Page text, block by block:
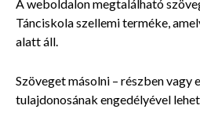
A weboldalon megtalálható
Tánciskola szellemi terméke,
alatt áll.
Szöveget másolni – részben vagy
tulajdonosának engedélyével